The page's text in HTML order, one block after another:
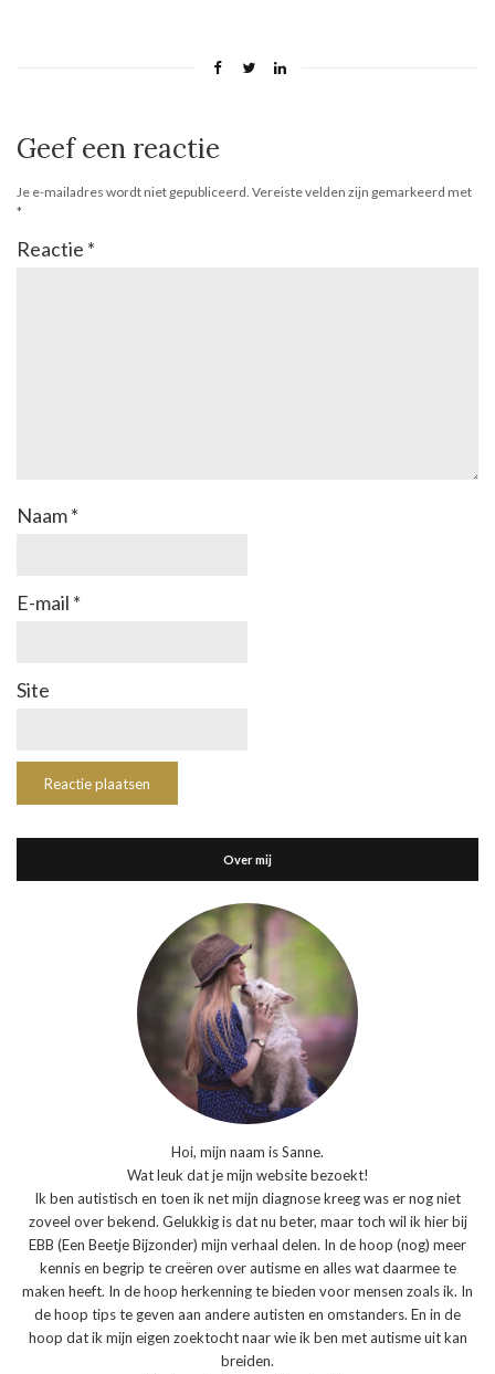
Geef een reactie
Je e-mailadres wordt niet gepubliceerd. Vereiste velden zijn gemarkeerd met
*
Reactie *
Naam*
E-mail *
Site
Over mij
Hoi, mijn naam is Sanne.
Wat leuk dat je mijn website bezoekt!
Ik ben autistisch en toen ik net mijn diagnose kreeg was er nog niet
zoveel over bekend. Gelukkig is dat nu beter, maar toch wil ik hier bij
EBB (Een Beetje Bijzonder) mijn verhaal delen. In de hoop (nog) meer
kennis en begrip te creëren over autisme en alles wat daarmee te
maken heeft. In de hoop herkenning te bieden voor mensen zoals ik. In
de hoop tips te geven aan andere autisten en omstanders. En in de
hoop dat ik mijn eigen zoektocht naar wie ik ben met autisme uit kan
breiden.